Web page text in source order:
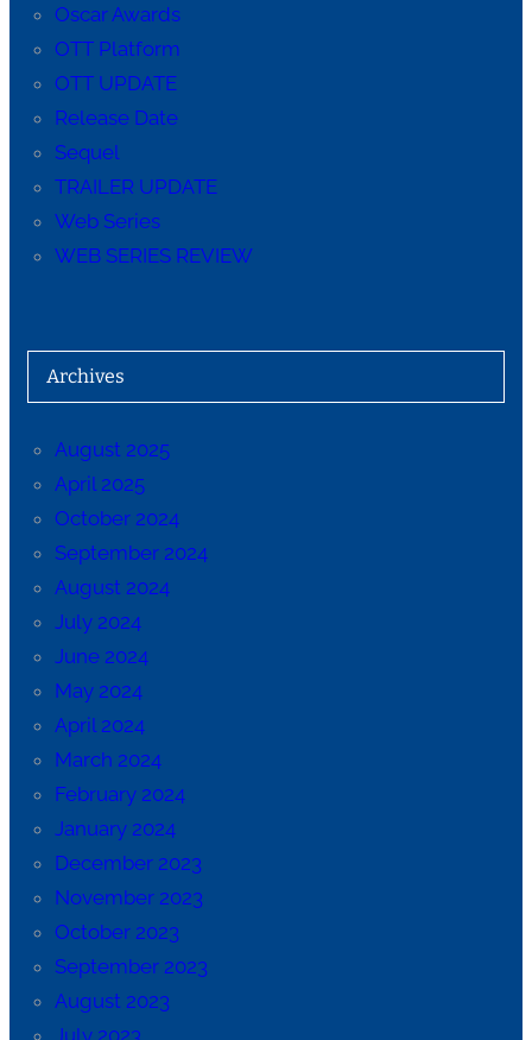
Oscar Awards
OTT Platform
OTT UPDATE
Release Date
Sequel
TRAILER UPDATE
Web Series
WEB SERIES REVIEW
Archives
August 2025
April 2025
October 2024
September 2024
August 2024
July 2024
June 2024
May 2024
April 2024
March 2024
February 2024
January 2024
December 2023
November 2023
October 2023
September 2023
August 2023
July 2023